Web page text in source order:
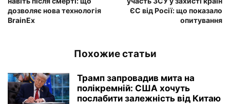
дозволяє нова технологія
BrainEx
ЄС від Росії: що показало
опитування
Похожие статьи
Трамп запровадив мита на
полікремній: США хочуть
послабити залежність від Китаю